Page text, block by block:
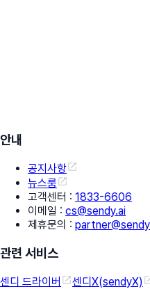
안내
공지사항
뉴스룸
고객센터 : 1833-6606
이메일 : cs@sendy.ai
제휴문의 :
관련 서비스
센디 드라이버 센디X(sendyX)